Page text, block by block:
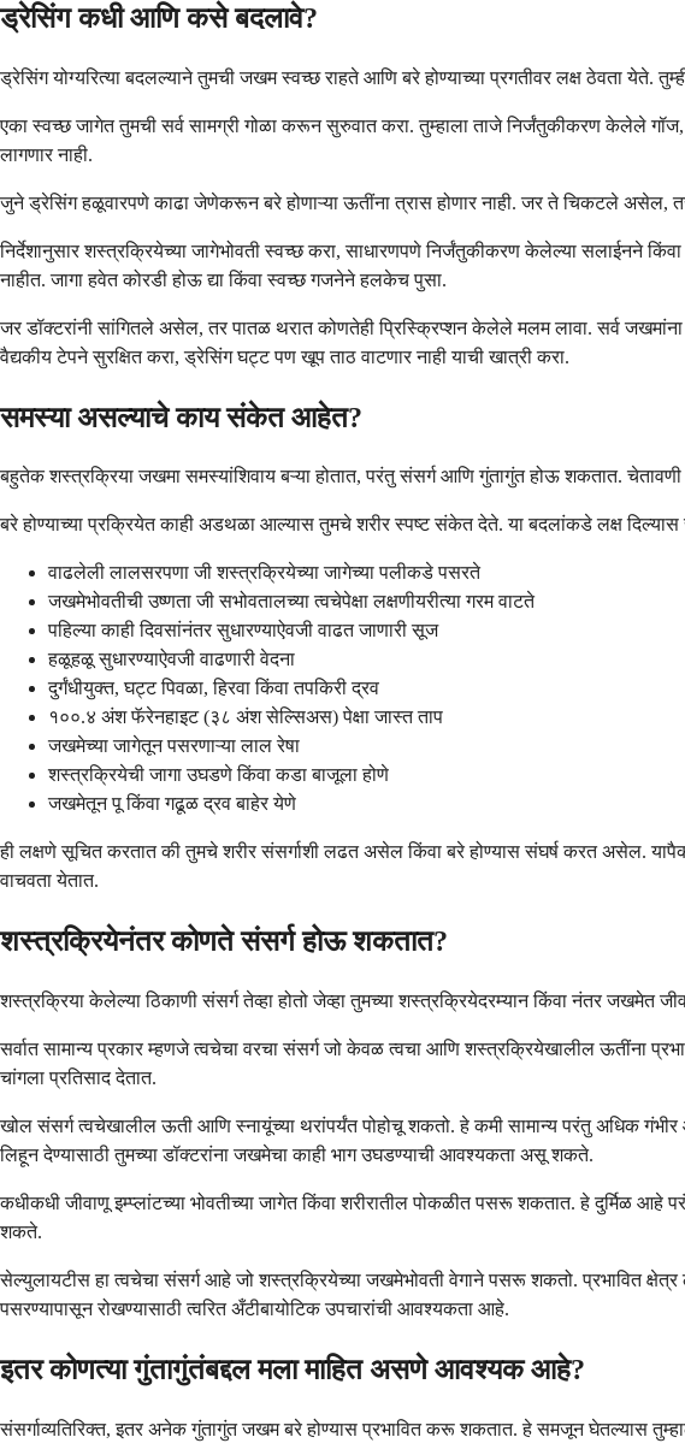
ड्रेसिंग कधी आणि कसे बदलावे?
ड्रेसिंग योग्यरित्या बदलल्याने तुमची जखम स्वच्छ राहते आणि बरे होण्याच्या प्रगतीवर लक्ष ठेवता येते.
एका स्वच्छ जागेत तुमची सर्व सामग्री गोळा करून सुरुवात करा. तुम्हाला ताजे निर्जंतुकीकरण केलेले
लागणार नाही.
जुने ड्रेसिंग हळूवारपणे काढा जेणेकरून बरे होणाऱ्या ऊतींना त्रास होणार नाही. जर ते चिकटले
निर्देशानुसार शस्त्रक्रियेच्या जागेभोवती स्वच्छ करा, साधारणपणे निर्जंतुकीकरण केलेल्या सलाईनने
नाहीत. जागा हवेत कोरडी होऊ द्या किंवा स्वच्छ गजनेने हलकेच पुसा.
जर डॉक्टरांनी सांगितले असेल, तर पातळ थरात कोणतेही प्रिस्क्रिप्शन केलेले मलम लावा. सर्व
वैद्यकीय टेपने सुरक्षित करा, ड्रेसिंग घट्ट पण खूप ताठ वाटणार नाही याची खात्री करा.
समस्या असल्याचे काय संकेत आहेत?
बहुतेक शस्त्रक्रिया जखमा समस्यांशिवाय बऱ्या होतात, परंतु संसर्ग आणि गुंतागुंत होऊ शकतात.
बरे होण्याच्या प्रक्रियेत काही अडथळा आल्यास तुमचे शरीर स्पष्ट संकेत देते. या बदलांकडे लक्ष दिल्यास
वाढलेली लालसरपणा जी शस्त्रक्रियेच्या जागेच्या पलीकडे पसरते
जखमेभोवतीची उष्णता जी सभोवतालच्या त्वचेपेक्षा लक्षणीयरीत्या गरम वाटते
पहिल्या काही दिवसांनंतर सुधारण्याऐवजी वाढत जाणारी सूज
हळूहळू सुधारण्याऐवजी वाढणारी वेदना
दुर्गंधीयुक्त, घट्ट पिवळा, हिरवा किंवा तपकिरी द्रव
१००.४ अंश फॅरेनहाइट (३८ अंश सेल्सिअस) पेक्षा जास्त ताप
जखमेच्या जागेतून पसरणाऱ्या लाल रेषा
शस्त्रक्रियेची जागा उघडणे किंवा कडा बाजूला होणे
जखमेतून पू किंवा गढूळ द्रव बाहेर येणे
ही लक्षणे सूचित करतात की तुमचे शरीर संसर्गाशी लढत असेल किंवा बरे होण्यास संघर्ष करत असेल.
वाचवता येतात.
शस्त्रक्रियेनंतर कोणते संसर्ग होऊ शकतात?
शस्त्रक्रिया केलेल्या ठिकाणी संसर्ग तेव्हा होतो जेव्हा तुमच्या शस्त्रक्रियेदरम्यान किंवा नंतर जखमेत
सर्वात सामान्य प्रकार म्हणजे त्वचेचा वरचा संसर्ग जो केवळ त्वचा आणि शस्त्रक्रियेखालील ऊतींना
चांगला प्रतिसाद देतात.
खोल संसर्ग त्वचेखालील ऊती आणि स्नायूंच्या थरांपर्यंत पोहोचू शकतो. हे कमी सामान्य परंतु अधिक
लिहून देण्यासाठी तुमच्या डॉक्टरांना जखमेचा काही भाग उघडण्याची आवश्यकता असू शकते.
कधीकधी जीवाणू इम्प्लांटच्या भोवतीच्या जागेत किंवा शरीरातील पोकळीत पसरू शकतात. हे दुर्मिळ
शकते.
सेल्युलायटीस हा त्वचेचा संसर्ग आहे जो शस्त्रक्रियेच्या जखमेभोवती वेगाने पसरू शकतो. प्रभावित
पसरण्यापासून रोखण्यासाठी त्वरित अँटीबायोटिक उपचारांची आवश्यकता आहे.
इतर कोणत्या गुंतागुंतंबद्दल मला माहित असणे आवश्यक आहे?
संसर्गाव्यतिरिक्त, इतर अनेक गुंतागुंत जखम बरे होण्यास प्रभावित करू शकतात. हे समजून घेतल्यास